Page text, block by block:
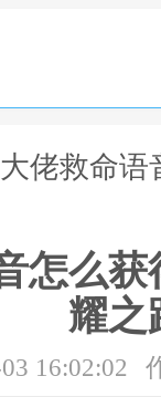
佬救命
怎么
耀之
16:02:02